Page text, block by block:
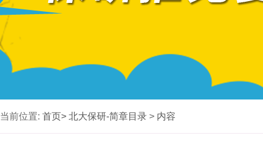
当前位置: 首页> 北大保研-简章目录 > 内容